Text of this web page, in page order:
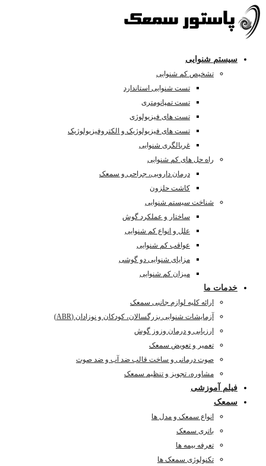
سیستم شنوایی
تشخیص کم شنوایی
تست شنوایی استاندارد
تست تمپانومتری
تست های فیزیولوژی
تست های فیزیولوژیک و الکتروفیزیولوژیک
غربالگری شنوایی
راه حل های کم شنوایی
درمان دارویی، جراحی و سمعک
کاشت حلزون
شناخت سیستم شنوایی
ساختار و عملکرد گوش
علل و انواع کم شنوایی
عواقب کم شنوایی
مزایای شنوایی دو گوشی
میزان کم شنوایی
خدمات ما
ارائه کلیه لوازم جانبی سمعک
آزمایشات شنوایی بزرگسالان، کودکان و نوزادان (ABR)
ارزیابی و درمان وزوز گوش
تعمیر و تعویض سمعک
صوت درمانی و ساخت قالب ضد آب و ضد صوت
مشاوره، تجویز و تنظیم سمعک
فیلم آموزشی
سمعک
انواع سمعک و مدل ها
باتری سمعک
تعرفه بیمه ها
تکنولوژی سمعک ها